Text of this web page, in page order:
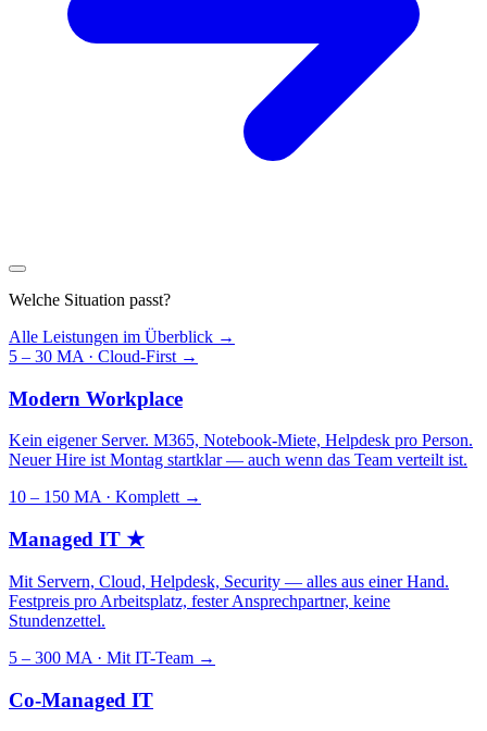
Welche Situation passt?
Alle Leistungen im Überblick →
5 – 30 MA · Cloud-First →
Modern Workplace
Kein eigener Server. M365, Notebook-Miete, Helpdesk pro Person.
Neuer Hire ist Montag startklar — auch wenn das Team verteilt ist.
10 – 150 MA · Komplett →
Managed IT ★
Mit Servern, Cloud, Helpdesk, Security — alles aus einer Hand.
Festpreis pro Arbeitsplatz, fester Ansprechpartner, keine
Stundenzettel.
5 – 300 MA · Mit IT-Team →
Co-Managed IT